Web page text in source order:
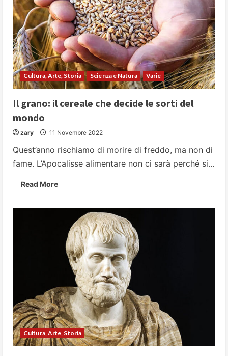
Cultura, Arte, Storia Scienza e Natura Varie
Il grano: il cereale che decide le sorti del
mondo
zary 11 Novembre 2022
Quest’anno rischiamo di morire di freddo, ma non di
fame. L’Apocalisse alimentare non ci sarà perché si...
Read MoreRead
more
cereale
che
decide
sorti
mondo
Cultura, Arte, Storia